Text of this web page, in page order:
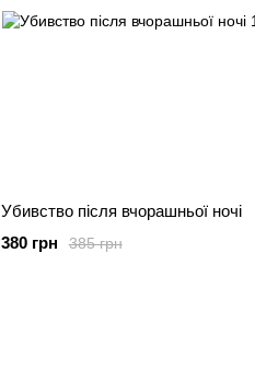
Убивство після вчорашньої ночі
385 грн
380 грн